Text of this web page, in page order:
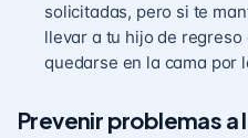
solicitadas, pero si te
llevar a tu hijo de
quedarse en la cama por
Prevenir problemas a